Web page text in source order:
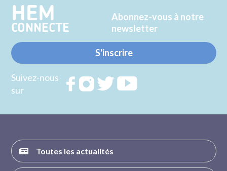
HEM
CONNECTE
Abonnez-vous à notre
newsletter
S'inscrire
Suivez-nous
sur
RejoignezRejoignezRejoignez
Toutes les actualités